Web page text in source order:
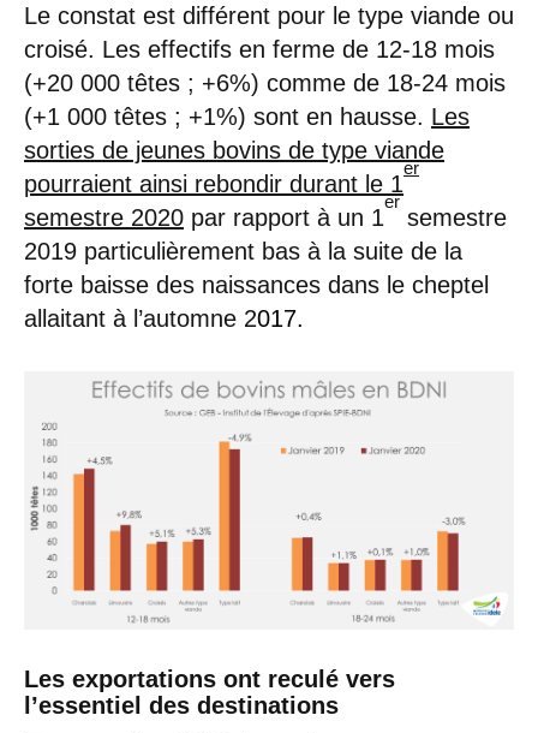
Le constat est différent pour le type viande ou
croisé. Les effectifs en ferme de 12-18 mois
(+20 000 têtes ; +6%) comme de 18-24 mois
(+1 000 têtes ; +1%) sont en hausse. Les
sorties de jeunes bovins de type viande
pourraient ainsi rebondir durant le 1
er
semestre 2020 par rapport à un 1
er
semestre
2019 particulièrement bas à la suite de la
forte baisse des naissances dans le cheptel
allaitant à l’automne 2017.
Les exportations ont reculé vers
l’essentiel des destinations